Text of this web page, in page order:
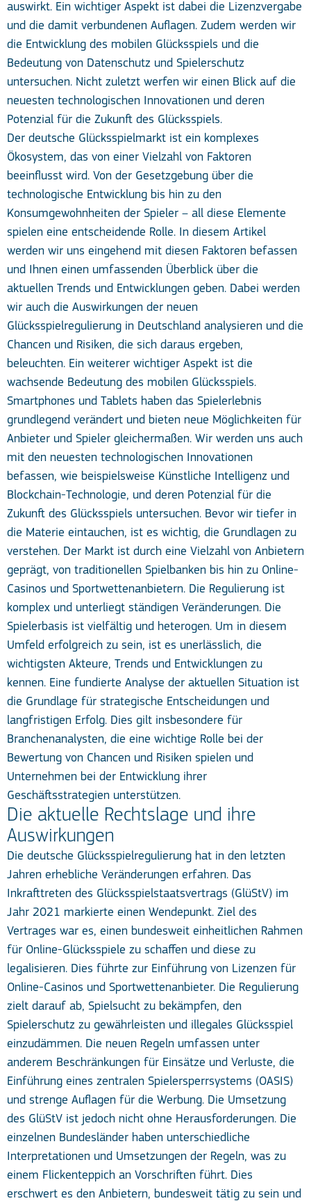
auswirkt. Ein wichtiger Aspekt ist dabei die Lizenzvergabe
und die damit verbundenen Auflagen. Zudem werden wir
die Entwicklung des mobilen Glücksspiels und die
Bedeutung von Datenschutz und Spielerschutz
untersuchen. Nicht zuletzt werfen wir einen Blick auf die
neuesten technologischen Innovationen und deren
Potenzial für die Zukunft des Glücksspiels.
Der deutsche Glücksspielmarkt ist ein komplexes
Ökosystem, das von einer Vielzahl von Faktoren
beeinflusst wird. Von der Gesetzgebung über die
technologische Entwicklung bis hin zu den
Konsumgewohnheiten der Spieler – all diese Elemente
spielen eine entscheidende Rolle. In diesem Artikel
werden wir uns eingehend mit diesen Faktoren befassen
und Ihnen einen umfassenden Überblick über die
aktuellen Trends und Entwicklungen geben. Dabei werden
wir auch die Auswirkungen der neuen
Glücksspielregulierung in Deutschland analysieren und die
Chancen und Risiken, die sich daraus ergeben,
beleuchten. Ein weiterer wichtiger Aspekt ist die
wachsende Bedeutung des mobilen Glücksspiels.
Smartphones und Tablets haben das Spielerlebnis
grundlegend verändert und bieten neue Möglichkeiten für
Anbieter und Spieler gleichermaßen. Wir werden uns auch
mit den neuesten technologischen Innovationen
befassen, wie beispielsweise Künstliche Intelligenz und
Blockchain-Technologie, und deren Potenzial für die
Zukunft des Glücksspiels untersuchen. Bevor wir tiefer in
die Materie eintauchen, ist es wichtig, die Grundlagen zu
verstehen. Der Markt ist durch eine Vielzahl von Anbietern
geprägt, von traditionellen Spielbanken bis hin zu Online-
Casinos und Sportwettenanbietern. Die Regulierung ist
komplex und unterliegt ständigen Veränderungen. Die
Spielerbasis ist vielfältig und heterogen. Um in diesem
Umfeld erfolgreich zu sein, ist es unerlässlich, die
wichtigsten Akteure, Trends und Entwicklungen zu
kennen. Eine fundierte Analyse der aktuellen Situation ist
die Grundlage für strategische Entscheidungen und
langfristigen Erfolg. Dies gilt insbesondere für
Branchenanalysten, die eine wichtige Rolle bei der
Bewertung von Chancen und Risiken spielen und
Unternehmen bei der Entwicklung ihrer
Geschäftsstrategien unterstützen.
Die aktuelle Rechtslage und ihre
Auswirkungen
Die deutsche Glücksspielregulierung hat in den letzten
Jahren erhebliche Veränderungen erfahren. Das
Inkrafttreten des Glücksspielstaatsvertrags (GlüStV) im
Jahr 2021 markierte einen Wendepunkt. Ziel des
Vertrages war es, einen bundesweit einheitlichen Rahmen
für Online-Glücksspiele zu schaffen und diese zu
legalisieren. Dies führte zur Einführung von Lizenzen für
Online-Casinos und Sportwettenanbieter. Die Regulierung
zielt darauf ab, Spielsucht zu bekämpfen, den
Spielerschutz zu gewährleisten und illegales Glücksspiel
einzudämmen. Die neuen Regeln umfassen unter
anderem Beschränkungen für Einsätze und Verluste, die
Einführung eines zentralen Spielersperrsystems (OASIS)
und strenge Auflagen für die Werbung. Die Umsetzung
des GlüStV ist jedoch nicht ohne Herausforderungen. Die
einzelnen Bundesländer haben unterschiedliche
Interpretationen und Umsetzungen der Regeln, was zu
einem Flickenteppich an Vorschriften führt. Dies
erschwert es den Anbietern, bundesweit tätig zu sein und